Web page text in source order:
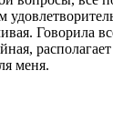
Говорила
меня.